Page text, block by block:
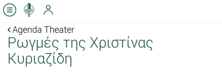
Agenda Theater
Ρωγμές της Χριστίνας
Κυριαζίδη